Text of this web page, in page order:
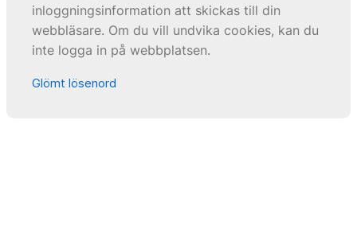
inloggningsinformation att skickas till din
webbläsare. Om du vill undvika cookies, kan du
inte logga in på webbplatsen.
Glömt lösenord